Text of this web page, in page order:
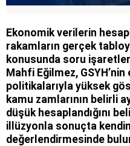
Ekonomik verilerin
rakamların gerçek
konusunda soru
Mahfi Eğilmez,
politikalarıyla yüksek
kamu zamlarının belirli
düşük hesaplandığını
illüzyonla sonuçta
değerlendirmesinde